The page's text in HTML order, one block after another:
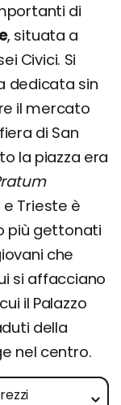
di
, situata a
Civici. Si
dedicata sin
il mercato
di San
la piazza era
e Trieste è
più gettonati
che
si affacciano
il Palazzo
della
nel centro.